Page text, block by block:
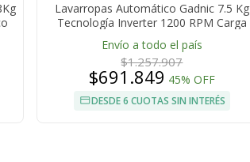
Lavarropas Automático Gadnic 7.5 Kg
Tecnología Inverter 1200 RPM Carga
Frontal 14 Programas Lavado Rápido 15
Min
Envío a todo el país
$1.257.907
$691.849 45% OFF
DESDE 6 CUOTAS SIN INTERÉS